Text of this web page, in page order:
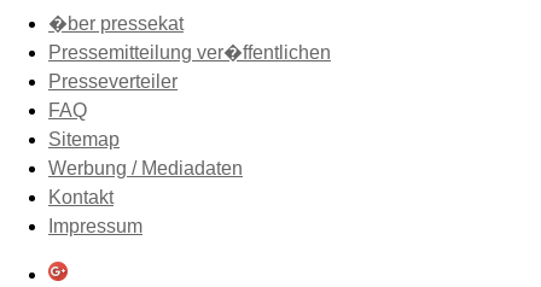
�ber pressekat
Pressemitteilung ver�ffentlichen
Presseverteiler
FAQ
Sitemap
Werbung / Mediadaten
Kontakt
Impressum